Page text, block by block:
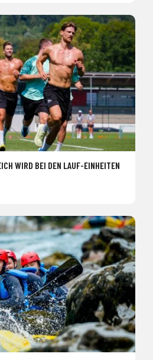
WIRD BEI DEN LAUF-EINHEITEN